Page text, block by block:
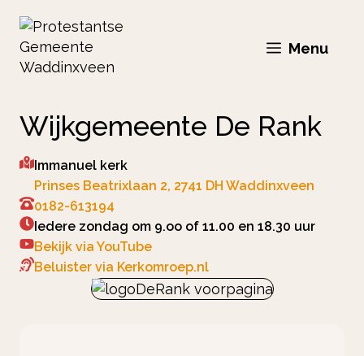
naar
inhoud
Menu
Wijkgemeente De Rank
Immanuel kerk
Prinses Beatrixlaan 2, 2741 DH Waddinxveen
0182-613194
Iedere zondag om 9.oo of 11.00 en 18.30 uur
Bekijk via YouTube
Beluister via Kerkomroep.nl